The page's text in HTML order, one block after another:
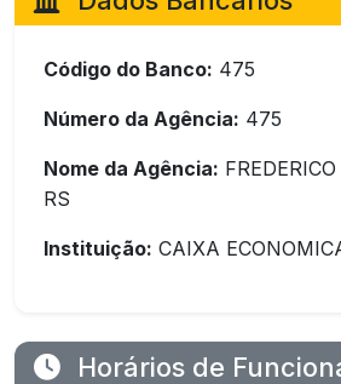
Código do Banco: 475
Número da Agência: 475
Nome da Agência:
RS
Instituição: CAIXA
Horários de